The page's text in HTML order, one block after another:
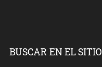
BUSCAR EN EL SITIO